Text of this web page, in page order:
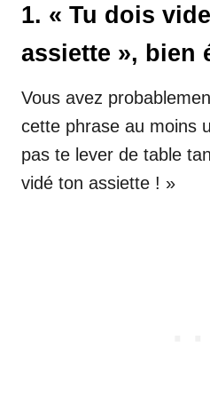
1. « Tu dois
assiette », bien
Vous avez
cette phrase au moins
pas te lever de table
vidé ton assiette ! »